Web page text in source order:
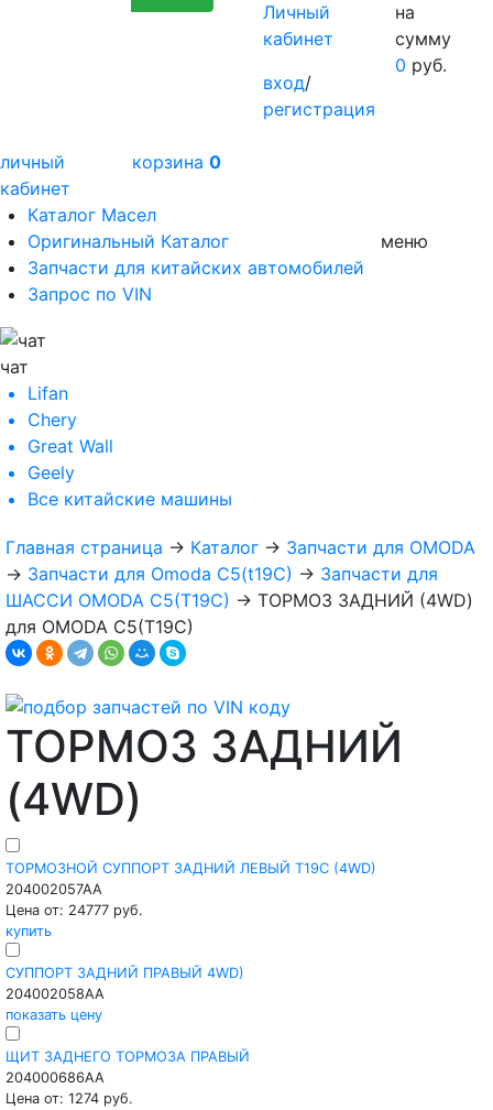
Личный
кабинет
вход/
регистрация
на
сумму
0 руб.
личный
кабинет
корзина 0
Каталог Масел
Оригинальный Каталог
Запчасти для китайских автомобилей
Запрос по VIN
меню
чат
Lifan
Chery
Great Wall
Geely
Все китайские машины
Главная страница → Каталог → Запчасти для OMODA
→ Запчасти для Omoda C5(t19C) → Запчасти для
ШАССИ OMODA C5(T19C) → ТОРМОЗ ЗАДНИЙ (4WD)
для OMODA C5(T19C)
ТОРМОЗ ЗАДНИЙ
(4WD)
ТОРМОЗНОЙ СУППОРТ ЗАДНИЙ ЛЕВЫЙ T19C (4WD)
204002057AA
Цена от: 24777 руб.
купить
СУППОРТ ЗАДНИЙ ПРАВЫЙ 4WD)
204002058AA
показать цену
ЩИТ ЗАДНЕГО ТОРМОЗА ПРАВЫЙ
204000686AA
Цена от: 1274 руб.